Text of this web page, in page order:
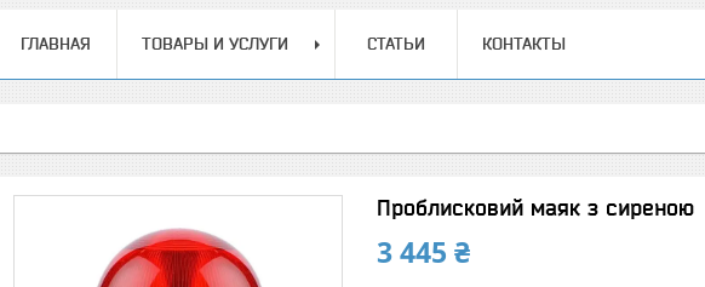
ГЛАВНАЯ ТОВАРЫ И УСЛУГИ СТАТЬИ КОНТАКТЫ
Проблисковий маяк з сиреною
3 445 ₴